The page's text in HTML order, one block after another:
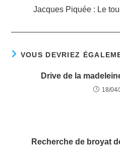
Jacques Piquée : Le
VOUS DEVRIEZ
Drive de la
18/
Recherche de broyat